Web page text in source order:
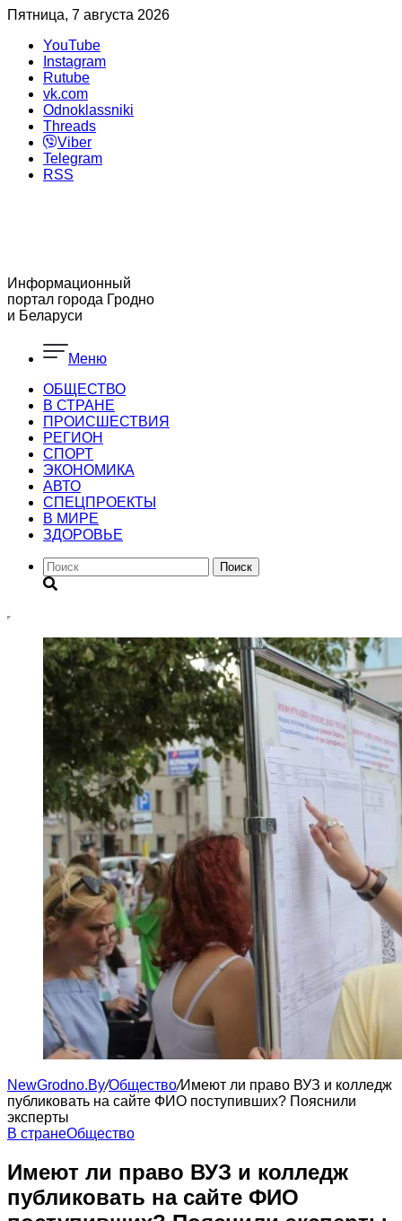
Пятница, 7 августа 2026
YouTube
Instagram
Rutube
vk.com
Odnoklassniki
Threads
Viber
Telegram
RSS
Информационный
портал города Гродно
и Беларуси
Меню
ОБЩЕСТВО
В СТРАНЕ
ПРОИСШЕСТВИЯ
РЕГИОН
CПОРТ
ЭКОНОМИКА
АВТО
СПЕЦПРОЕКТЫ
В МИРЕ
ЗДОРОВЬЕ
Поиск
NewGrodno.By/Общество/Имеют ли право ВУЗ и колледж
публиковать на сайте ФИО поступивших? Пояснили
эксперты
В странеОбщество
Имеют ли право ВУЗ и колледж
публиковать на сайте ФИО